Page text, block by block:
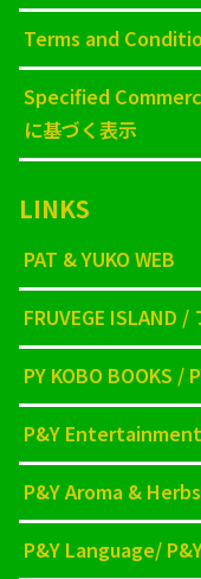
Terms and
Specified
に基づく表示
LINKS
PAT & YUKO WEB
FRUVEGE ISLAND
PY KOBO BOOKS /
P&Y Entertainment
P&Y Aroma &
P&Y Language/